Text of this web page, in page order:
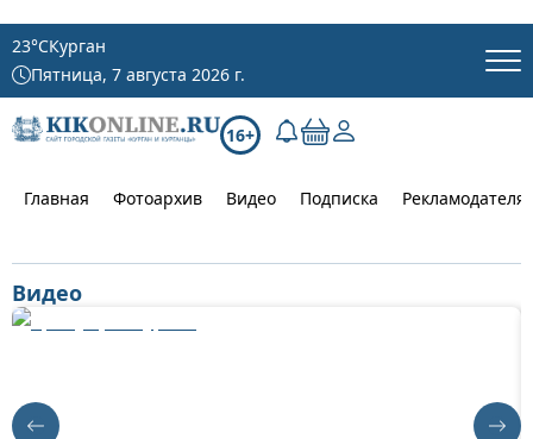
23°CКурган
Пятница, 7 августа 2026 г.
16+
Главная Фотоархив Видео Подписка
Видео